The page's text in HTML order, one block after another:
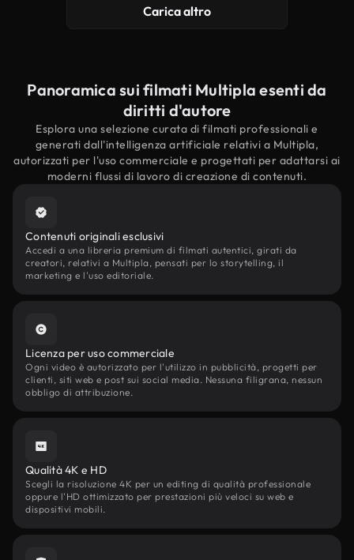
Carica altro
Panoramica sui filmati Multipla esenti da
diritti d'autore
Esplora una selezione curata di filmati professionali e
generati dall'intelligenza artificiale relativi a Multipla,
autorizzati per l'uso commerciale e progettati per adattarsi ai
moderni flussi di lavoro di creazione di contenuti.
Contenuti originali esclusivi
Accedi a una libreria premium di filmati autentici, girati da
creatori, relativi a Multipla, pensati per lo storytelling, il
marketing e l'uso editoriale.
Licenza per uso commerciale
Ogni video è autorizzato per l'utilizzo in pubblicità, progetti per
clienti, siti web e post sui social media. Nessuna filigrana, nessun
obbligo di attribuzione.
Qualità 4K e HD
Scegli la risoluzione 4K per un editing di qualità professionale
oppure l'HD ottimizzato per prestazioni più veloci su web e
dispositivi mobili.